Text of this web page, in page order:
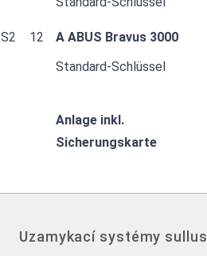
S2 12 A ABUS Bravus 3000
Standard-Schlüssel
Anlage inkl.
Sicherungskarte
Uzamykací systémy sullus